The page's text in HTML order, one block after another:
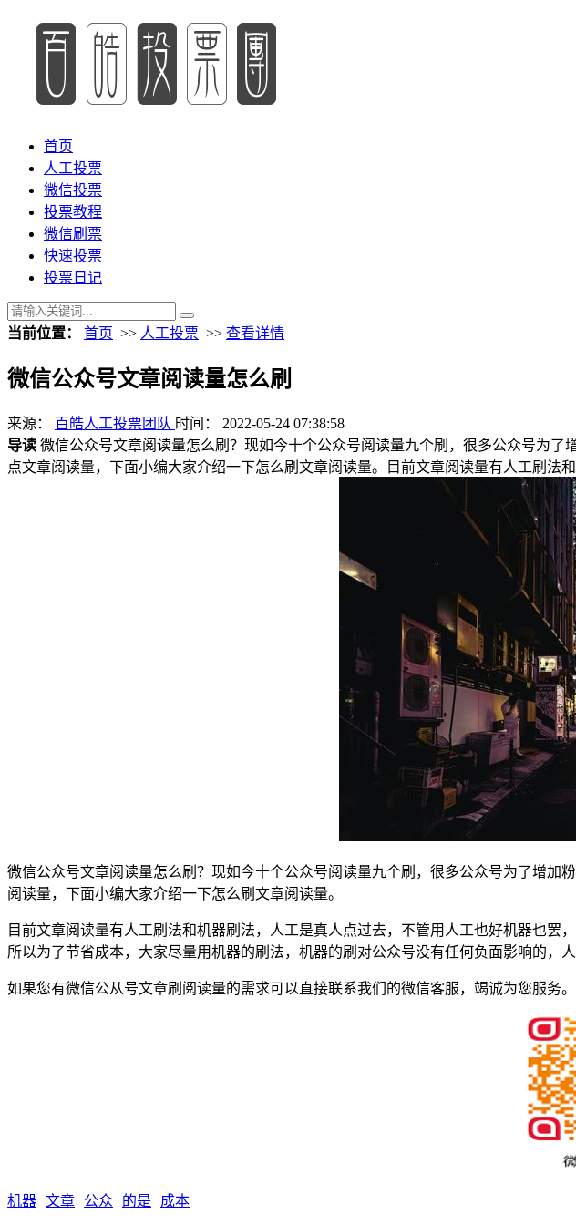
首页
人工投票
微信投票
投票教程
微信刷票
快速投票
投票日记
当前位置： 首页 >> 人工投票 >> 查看详情
微信公众号文章阅读量怎么刷
来源： 百皓人工投票团队 时间： 2022-05-24 07:38:58
导读 微信公众号文章阅读量怎么刷？现如今十个公众号阅读量九个刷，很多公众号为
点文章阅读量，下面小编大家介绍一下怎么刷文章阅读量。目前文章阅读量有人工刷法
微信公众号文章阅读量怎么刷？现如今十个公众号阅读量九个刷，很多公众号为了增
阅读量，下面小编大家介绍一下怎么刷文章阅读量。
目前文章阅读量有人工刷法和机器刷法，人工是真人点过去，不管用人工也好机器也罢
所以为了节省成本，大家尽量用机器的刷法，机器的刷对公众号没有任何负面影响的，
如果您有微信公从号文章刷阅读量的需求可以直接联系我们的微信客服，竭诚为您服务。
机器 文章 公众 的是 成本